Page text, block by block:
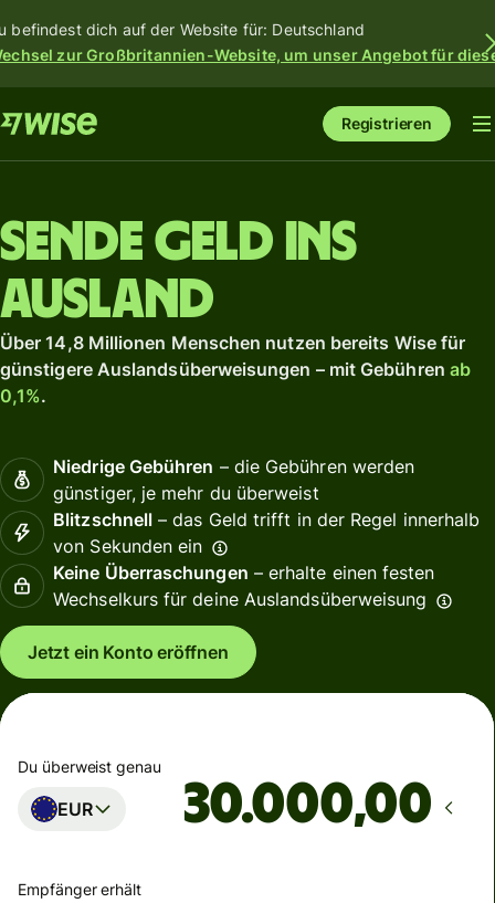
befindest dich auf der Website für: Deutschland
zur Großbritannien-Website, um unser Angebot für
Registrieren
Sende Geld ins
Ausland
Über 14,8 Millionen Menschen nutzen bereits Wise für
günstigere Auslandsüberweisungen – mit Gebühren ab
0,1%.
Niedrige Gebühren – die Gebühren werden
günstiger, je mehr du überweist
Blitzschnell – das Geld trifft in der Regel innerhalb
von Sekunden ein
Keine Überraschungen – erhalte einen festen
Wechselkurs für deine Auslandsüberweisung
Jetzt ein Konto eröffnen
Du überweist genau
EUR ,00
Empfänger erhält